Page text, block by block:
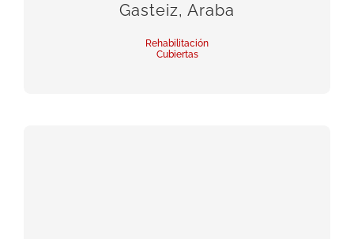
Gasteiz, Araba
Rehabilitación
Cubiertas